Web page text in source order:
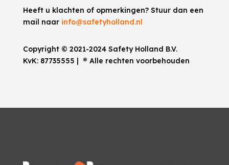
Heeft u klachten of opmerkingen? Stuur dan een
mail naar info@safetyholland.nl
Copyright © 2021-2024 Safety Holland B.V.
KvK: 87735555 | ® Alle rechten voorbehouden